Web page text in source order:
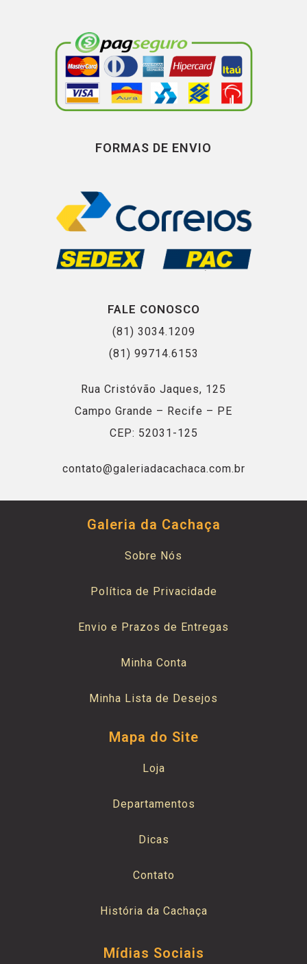
FORMAS DE ENVIO
FALE CONOSCO
(81) 3034.1209
(81) 99714.6153
Rua Cristóvão Jaques, 125
Campo Grande – Recife – PE
CEP: 52031-125
contato@galeriadacachaca.com.br
Galeria da Cachaça
Sobre Nós
Política de Privacidade
Envio e Prazos de Entregas
Minha Conta
Minha Lista de Desejos
Mapa do Site
Loja
Departamentos
Dicas
Contato
História da Cachaça
Mídias Sociais